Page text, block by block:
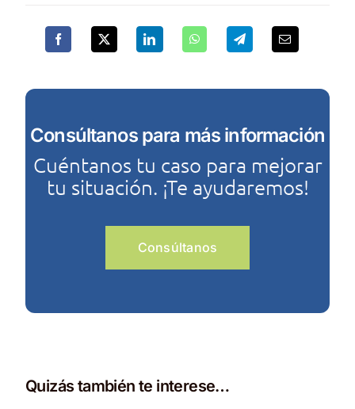
Consúltanos para más información
Cuéntanos tu caso para mejorar
tu situación. ¡Te ayudaremos!
Consúltanos
Quizás también te interese…